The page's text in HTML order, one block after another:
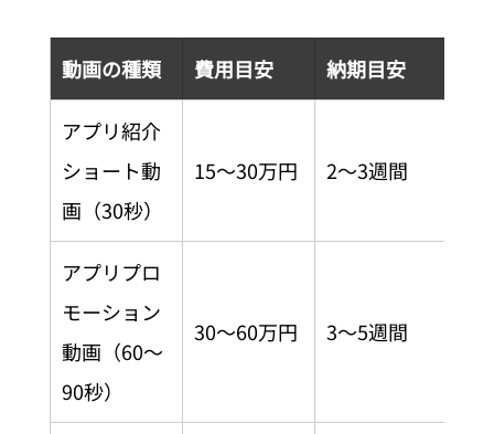
動画の種類 費用目安 納期目安
アプリ紹介
ショート動
画（30秒）
15〜30万円 2〜3週間
アプリプロ
モーション
動画（60〜
90秒）
30〜60万円 3〜5週間